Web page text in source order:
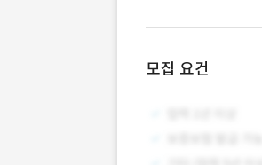
모집 요건